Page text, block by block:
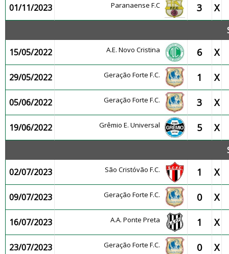
01/11/2023 Paranaense F.C 3 X
15/05/2022
A.E. Novo Cristina 6 X
29/05/2022 Geração Forte F.C. 1 X
05/06/2022 Geração Forte F.C. 3 X
19/06/2022 Grêmio E. Universal 5 X
02/07/2023
São Cristóvão F.C. 1 X
09/07/2023 Geração Forte F.C. 0 X
16/07/2023 A.A. Ponte Preta 1 X
23/07/2023 Geração Forte F.C. 0 X